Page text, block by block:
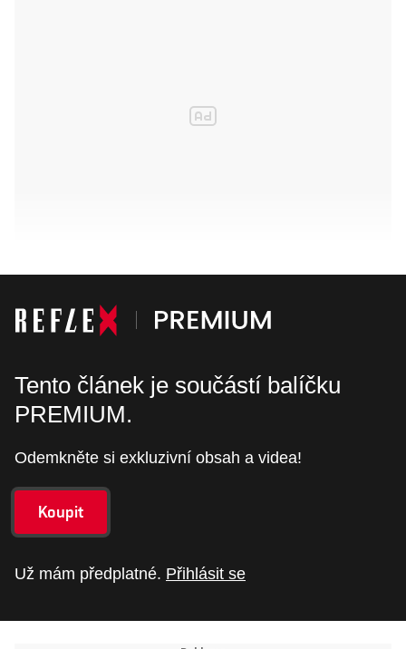
Tento článek je součástí balíčku
PREMIUM.
Odemkněte si exkluzivní obsah a videa!
Koupit
Už mám předplatné. Přihlásit se